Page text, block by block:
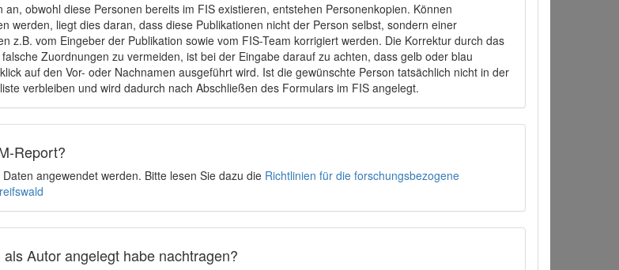
obwohl diese Personen bereits im FIS existieren, entstehen Personenkopien. Können
werden, liegt dies daran, dass diese Publikationen nicht der Person selbst, sondern einer
z.B. vom Eingeber der Publikation sowie vom FIS-Team korrigiert werden. Die Korrektur durch das
Zuordnungen zu vermeiden, ist bei der Eingabe darauf zu achten, dass gelb oder blau
auf den Vor- oder Nachnamen ausgeführt wird. Ist die gewünschte Person tatsächlich nicht in der
verbleiben und wird dadurch nach Abschließen des Formulars im FIS angelegt.
Report?
angewendet werden. Bitte lesen Sie dazu die Richtlinien für die forschungsbezogene
Autor angelegt habe nachtragen?